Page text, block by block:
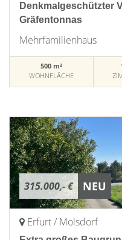
Denkmalgeschützter
Gräfentonnas
Mehrfamilienhaus
500 m²
WOHNFLÄCHE
315.000,- € NEU
Erfurt / Molsdorf